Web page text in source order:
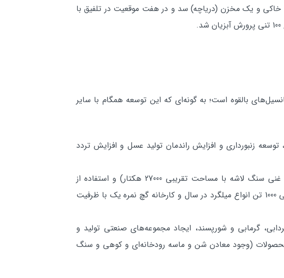
شاخه رودخانه، پنج مخزن بند خاكي و يك مخزن (درياچه) سد و در هفت موقعيت در تلفيق با
بالقوه است؛ به گونه‌اي كه اين توسعه همگام با ساير
زنبورداري و افزايش راندمان توليد عسل و افزايش تردد
شهرستان هفتكل: امکان افزايش بهره‌وري معادن به ويژه معادن سنگ لاشه (وجود معادن غني سنگ لاشه با مساحت تقريبي 27000 هكتار) و استفاده از
ظرفيت‌هاي ايجاد‌شده در بخش صنعت شهرستان، نظير كارخانه نورد ميلگرد با ظرفيت اسمي 1000 تن انواع ميلگرد در سال و كارخانه گچ نمره يك با ظرفيت
گرمابي و شورپسند، ايجاد مجموعه‌هاي صنعتي توليد و
(وجود معادن شن و ماسه رودخانه‌اي و كوهي و سنگ